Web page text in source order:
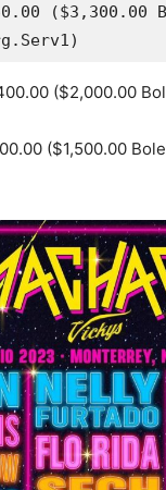
($3,300.00
($2,000.00
($1,500.00